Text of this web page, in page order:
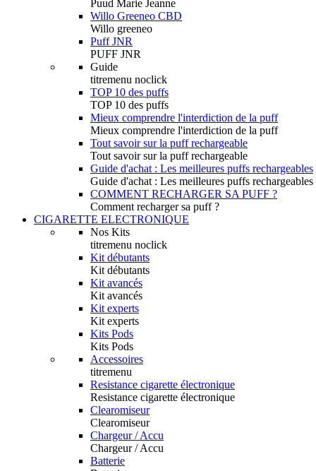
Puud Marie Jeanne
Willo Greeneo CBD
Willo greeneo
Puff JNR
PUFF JNR
Guide
titremenu noclick
TOP 10 des puffs
TOP 10 des puffs
Mieux comprendre l'interdiction de la puff
Mieux comprendre l'interdiction de la puff
Tout savoir sur la puff rechargeable
Tout savoir sur la puff rechargeable
Guide d'achat : Les meilleures puffs rechargeables
Guide d'achat : Les meilleures puffs rechargeables
COMMENT RECHARGER SA PUFF ?
Comment recharger sa puff ?
CIGARETTE ELECTRONIQUE
Nos Kits
titremenu noclick
Kit débutants
Kit débutants
Kit avancés
Kit avancés
Kit experts
Kit experts
Kits Pods
Kits Pods
Accessoires
titremenu
Resistance cigarette électronique
Resistance cigarette électronique
Clearomiseur
Clearomiseur
Chargeur / Accu
Chargeur / Accu
Batterie